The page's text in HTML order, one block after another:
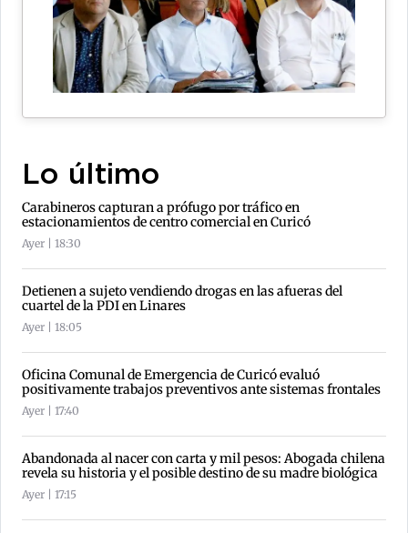
Lo último
Carabineros capturan a prófugo por tráfico en
estacionamientos de centro comercial en Curicó
Ayer | 18:30
Detienen a sujeto vendiendo drogas en las afueras del
cuartel de la PDI en Linares
Ayer | 18:05
Oficina Comunal de Emergencia de Curicó evaluó
positivamente trabajos preventivos ante sistemas frontales
Ayer | 17:40
Abandonada al nacer con carta y mil pesos: Abogada chilena
revela su historia y el posible destino de su madre biológica
Ayer | 17:15